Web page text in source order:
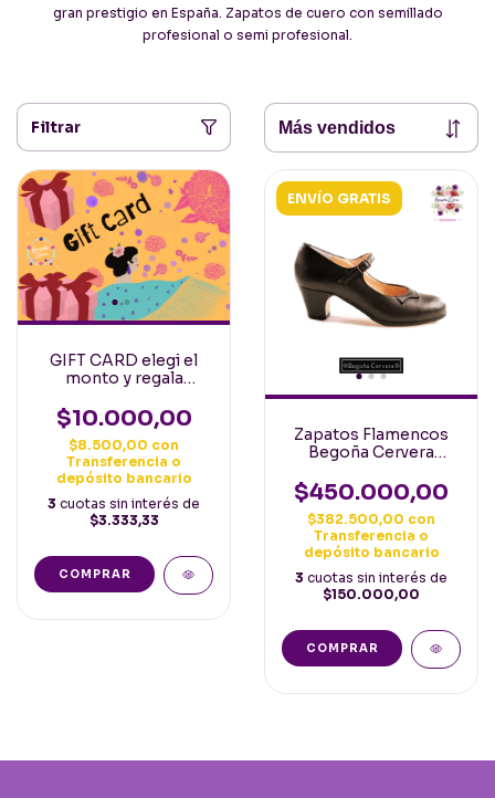
gran prestigio en España. Zapatos de cuero con semillado
profesional o semi profesional.
Filtrar
GIFT CARD elegi el
monto y regala
$10.000,00
$8.500,00 con
Transferencia o
depósito bancario
3 cuotas sin interés de
$3.333,33
COMPRAR
ENVÍO GRATIS
Zapatos Flamencos
Begoña Cervera
Cuero y Hebilla
Negros
$450.000,00
$382.500,00 con
Transferencia o
depósito bancario
3 cuotas sin interés de
$150.000,00
COMPRAR